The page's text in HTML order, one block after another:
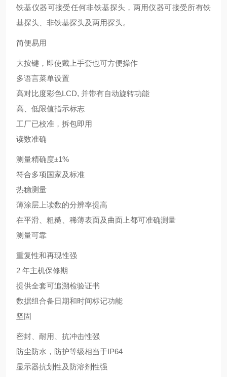
铁基仪器可接受任何非铁基探头，两用仪器可接受所有铁
基探头、非铁基探头及两用探头。
简便易用
大按键，即使戴上手套也可方便操作
多语言菜单设置
高对比度彩色LCD, 并带有自动旋转功能
高、低限值指示标志
工厂已校准，拆包即用
读数准确
测量精确度±1%
符合多项国家及标准
热稳测量
薄涂层上读数的分辨率提高
在平滑、粗糙、稀薄表面及曲面上都可准确测量
测量可靠
重复性和再现性强
2 年主机保修期
提供全套可追溯检验证书
数据组合备日期和时间标记功能
坚固
密封、耐用、抗冲击性强
防尘防水，防护等级相当于IP64
显示器抗划性及防溶剂性强